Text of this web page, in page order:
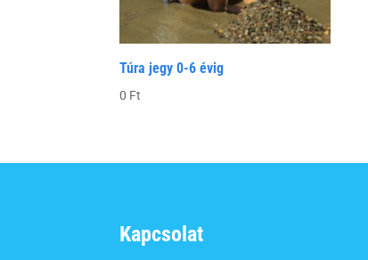
Túra jegy 0-6 évig
0 Ft
Kapcsolat